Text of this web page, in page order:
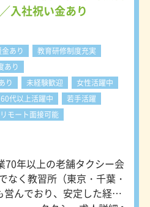
し営業が主ではないた
不安がある方でも早期に売
やすい環境があります。加
交通専用乗り場の利用や
上の法人契約によるチケッ
った多様な営業ルートが確
り、安定した需要に支えら
す。 ＜働きやすさ
温かな職場環境＞ 「気持
し、気持ちよく帰ってこら
」を目指し、風通しの良い
を徹底しています。乗務員
体制が整っています。未経
安心してキャリアをスター
境です。
入社祝い金あり
あり
教育研修制度充実
あり
り
未経験歓迎
女性活躍中
代以上活躍中
若手活躍
モート面接可能
70年以上の老舗タクシー会
なく教習所（東京・千葉・
んでおり、安定した経営